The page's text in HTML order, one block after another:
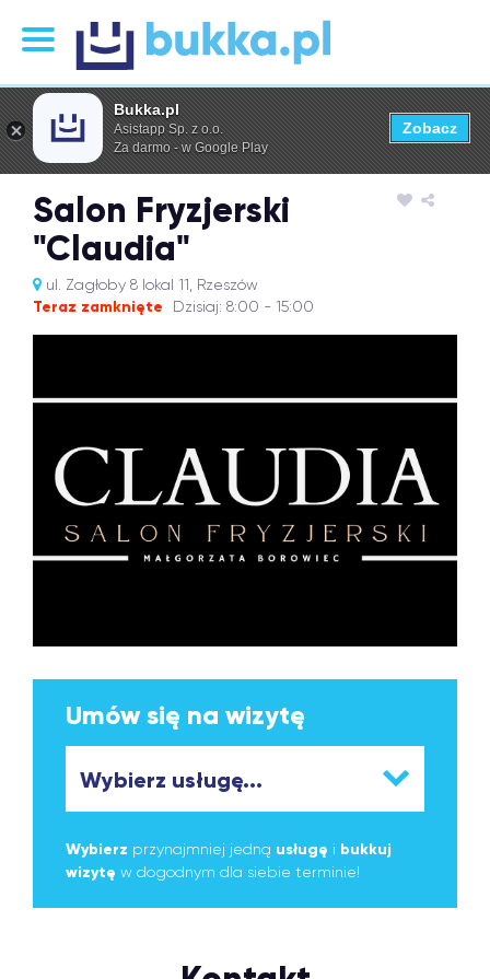
Salon Fryzjerski
"Claudia"
ul. Zagłoby 8 lokal 11, Rzeszów
Teraz zamknięte Dzisiaj: 8:00 - 15:00
Umów się na wizytę
Wybierz przynajmniej jedną usługę i bukkuj
wizytę w dogodnym dla siebie terminie!
Bukka.pl
Asistapp Sp. z o.o.
Za darmo - w Google Play
Zobacz